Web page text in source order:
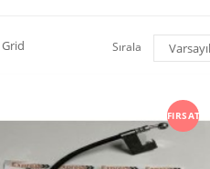
Grid Sırala
FIRSAT